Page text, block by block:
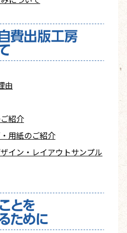
由
紹介
用紙のご紹介
イン・レイアウトサンプル